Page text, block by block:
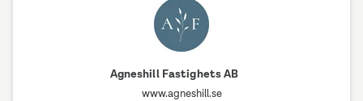
Agneshill Fastighets AB
www.agneshill.se